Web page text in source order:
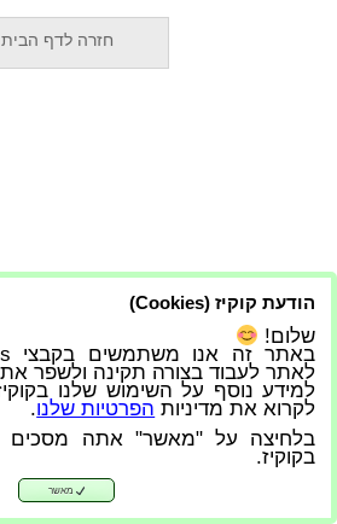
חזרה לדף הבית
הודעת קוקיז (Cookies)
שלום!
לאתר לעבוד בצורה תקינה ולשפר את
למידע נוסף על השימוש שלנו
לקרוא את מדיניות הפרטיות שלנו.
בלחיצה על "מאשר" אתה מסכים
בקוקיז.
מאשר